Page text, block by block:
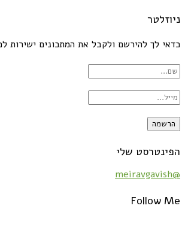
ניוזלטר
כדאי לך להירשם ולקבל את המתכונים ישירות
הפינטרסט שלי
@meiravgavish
Follow Me